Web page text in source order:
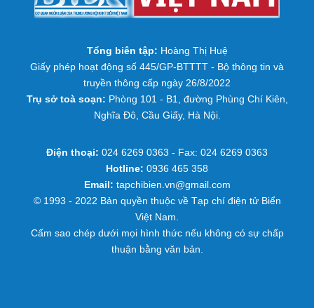
Tổng biên tập: Hoàng Thị Huệ
Giấy phép hoạt động số 445/GP-BTTTT - Bộ thông tin và
truyền thông cấp ngày 26/8/2022
Trụ sở toà soạn: Phòng 101 - B1, đường Phùng Chí Kiên,
Nghĩa Đô, Cầu Giấy, Hà Nội.
Điện thoại: 024 6269 0363 - Fax: 024 6269 0363
Hotline: 0936 465 358
Email: tapchibien.vn@gmail.com
© 1993 - 2022 Bản quyền thuộc về Tạp chí điện tử Biển
Việt Nam.
Cấm sao chép dưới mọi hình thức nếu không có sự chấp
thuận bằng văn bản.